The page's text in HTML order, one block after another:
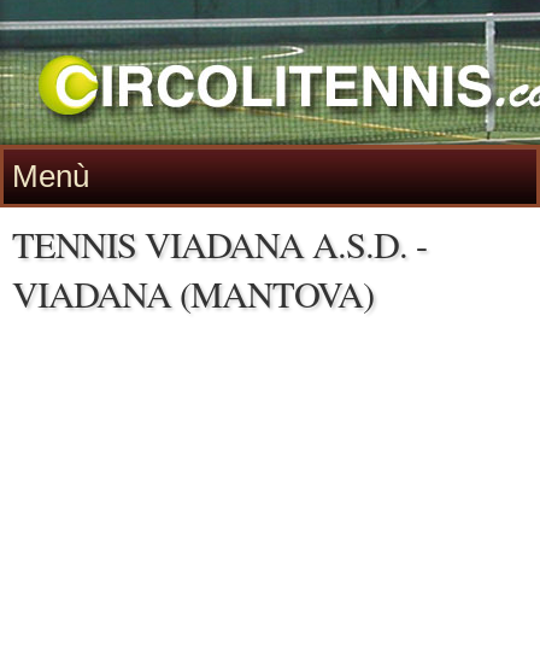
Menù
TENNIS VIADANA A.S.D. -
VIADANA (MANTOVA)